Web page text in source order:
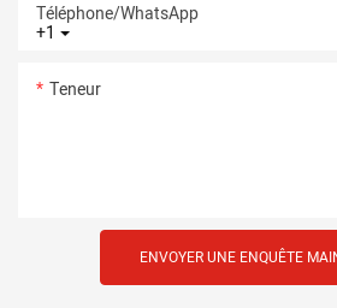
+1
Téléphone/WhatsApp
Teneur
ENVOYER UNE ENQUÊTE